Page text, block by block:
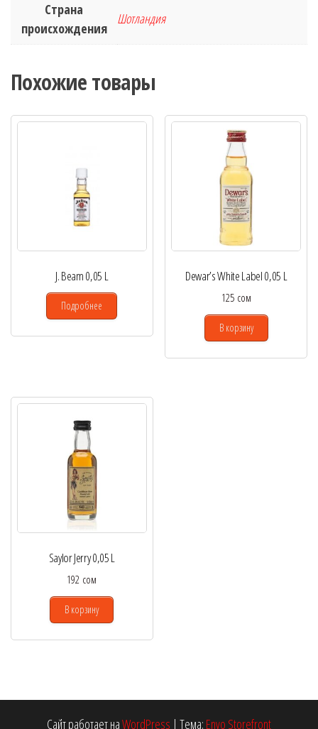
Страна
происхождения
Шотландия
Похожие товары
J. Beam 0,05 L
Подробнее
Dewar’s White Label 0,05 L
125 сом
В корзину
Saylor Jerry 0,05 L
192 сом
В корзину
Сайт работает наWordPress | Тема: Envo Storefront